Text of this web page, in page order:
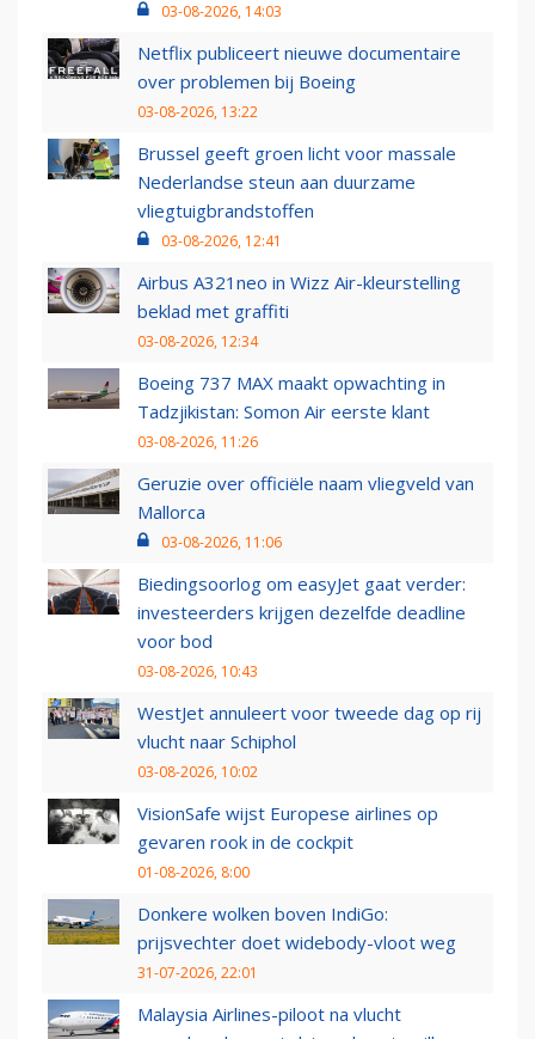
03-08-2026, 14:03
Netflix publiceert nieuwe documentaire
over problemen bij Boeing
03-08-2026, 13:22
Brussel geeft groen licht voor massale
Nederlandse steun aan duurzame
vliegtuigbrandstoffen
03-08-2026, 12:41
Airbus A321neo in Wizz Air-kleurstelling
beklad met graffiti
03-08-2026, 12:34
Boeing 737 MAX maakt opwachting in
Tadzjikistan: Somon Air eerste klant
03-08-2026, 11:26
Geruzie over officiële naam vliegveld van
Mallorca
03-08-2026, 11:06
Biedingsoorlog om easyJet gaat verder:
investeerders krijgen dezelfde deadline
voor bod
03-08-2026, 10:43
WestJet annuleert voor tweede dag op rij
vlucht naar Schiphol
03-08-2026, 10:02
VisionSafe wijst Europese airlines op
gevaren rook in de cockpit
01-08-2026, 8:00
Donkere wolken boven IndiGo:
prijsvechter doet widebody-vloot weg
31-07-2026, 22:01
Malaysia Airlines-piloot na vlucht